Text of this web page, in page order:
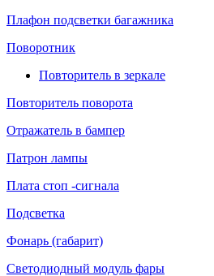
Плафон подсветки багажника
Поворотник
Повторитель в зеркале
Повторитель поворота
Отражатель в бампер
Патрон лампы
Плата стоп -сигнала
Подсветка
Фонарь (габарит)
Светодиодный модуль фары